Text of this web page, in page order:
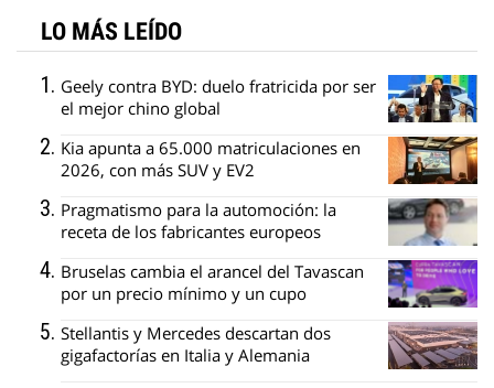
LO MÁS LEÍDO
Geely contra BYD: duelo fratricida por ser
el mejor chino global
Kia apunta a 65.000 matriculaciones en
2026, con más SUV y EV2
Pragmatismo para la automoción: la
receta de los fabricantes europeos
Bruselas cambia el arancel del Tavascan
por un precio mínimo y un cupo
Stellantis y Mercedes descartan dos
gigafactorías en Italia y Alemania